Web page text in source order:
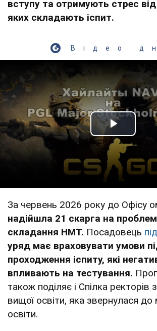
вступу та отримують стрес
яких складають іспит.
Відео
Play
За червень 2026 року до Офісу
надійшла 21 скарга на
складання НМТ. Посадовець
уряд має враховувати умови
проходження іспиту, які
впливають на тестування.
також поділяє і Спілка ректорів
вищої освіти, яка звернулася до
освіти.